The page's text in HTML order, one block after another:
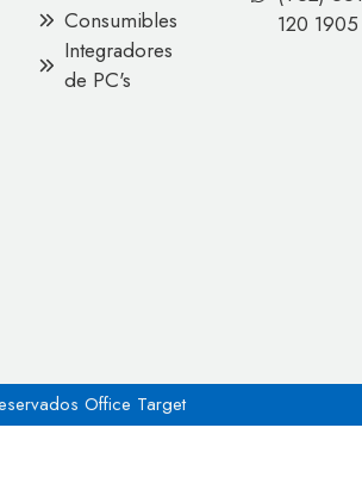
Consumibles
Integradores
de PC's
120 1905
Office Target